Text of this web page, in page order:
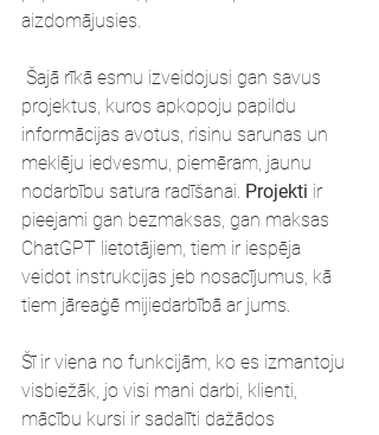
aizdomājusies.
projektus, kuros apkopoju papildu
informācijas avotus, risinu sarunas un
meklēju iedvesmu, piemēram, jaunu
nodarbību satura radīšanai. Projekti ir
pieejami gan bezmaksas, gan maksas
ChatGPT lietotājiem, tiem ir iespēja
veidot instrukcijas jeb nosacījumus, kā
tiem jāreaģē mijiedarbībā ar jums.
Šī ir viena no funkcijām, ko es izmantoju
visbiežāk, jo visi mani darbi, klienti,
mācību kursi ir sadalīti dažādos